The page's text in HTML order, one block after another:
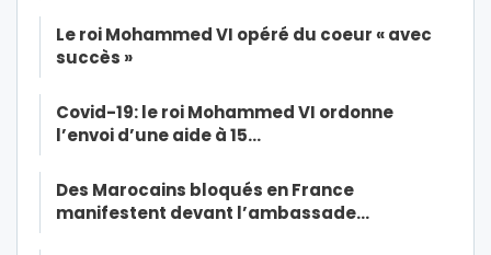
Le roi Mohammed VI opéré du coeur « avec
succès »
Covid-19: le roi Mohammed VI ordonne
l’envoi d’une aide à 15…
Des Marocains bloqués en France
manifestent devant l’ambassade…